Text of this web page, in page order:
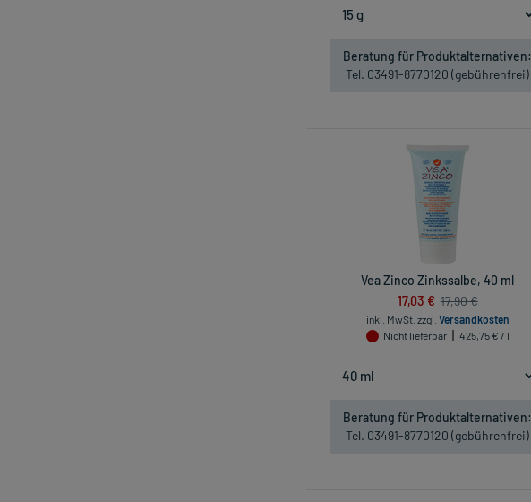
Beratung für Produktalternativen:
Tel. 03491-8770120 (gebührenfrei)
Vea Zinco Zinkssalbe, 40 ml
17,03 € 17,90 €
inkl. MwSt. zzgl. Versandkosten
Nicht lieferbar
425,75 € / l
Beratung für Produktalternativen:
Tel. 03491-8770120 (gebührenfrei)